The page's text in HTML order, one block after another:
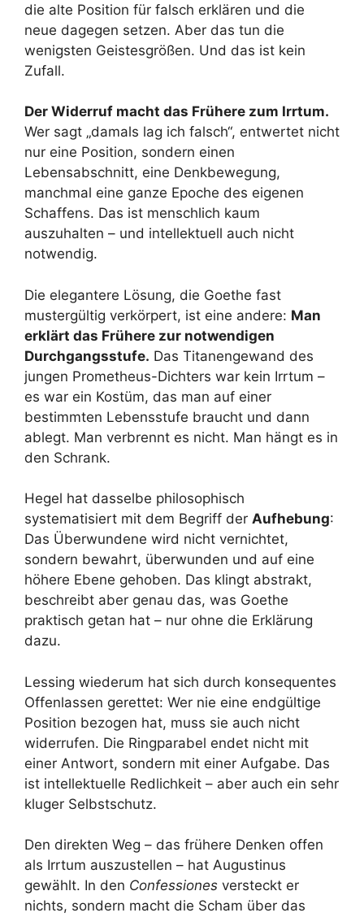
die alte Position für falsch erklären und die
neue dagegen setzen. Aber das tun die
wenigsten Geistesgrößen. Und das ist kein
Zufall.
Der Widerruf macht das Frühere zum Irrtum.
Wer sagt „damals lag ich falsch“, entwertet nicht
nur eine Position, sondern einen
Lebensabschnitt, eine Denkbewegung,
manchmal eine ganze Epoche des eigenen
Schaffens. Das ist menschlich kaum
auszuhalten – und intellektuell auch nicht
notwendig.
Die elegantere Lösung, die Goethe fast
mustergültig verkörpert, ist eine andere: Man
erklärt das Frühere zur notwendigen
Durchgangsstufe. Das Titanengewand des
jungen Prometheus-Dichters war kein Irrtum –
es war ein Kostüm, das man auf einer
bestimmten Lebensstufe braucht und dann
ablegt. Man verbrennt es nicht. Man hängt es in
den Schrank.
Hegel hat dasselbe philosophisch
systematisiert mit dem Begriff der Aufhebung:
Das Überwundene wird nicht vernichtet,
sondern bewahrt, überwunden und auf eine
höhere Ebene gehoben. Das klingt abstrakt,
beschreibt aber genau das, was Goethe
praktisch getan hat – nur ohne die Erklärung
dazu.
Lessing wiederum hat sich durch konsequentes
Offenlassen gerettet: Wer nie eine endgültige
Position bezogen hat, muss sie auch nicht
widerrufen. Die Ringparabel endet nicht mit
einer Antwort, sondern mit einer Aufgabe. Das
ist intellektuelle Redlichkeit – aber auch ein sehr
kluger Selbstschutz.
Den direkten Weg – das frühere Denken offen
als Irrtum auszustellen – hat Augustinus
gewählt. In den Confessiones versteckt er
nichts, sondern macht die Scham über das